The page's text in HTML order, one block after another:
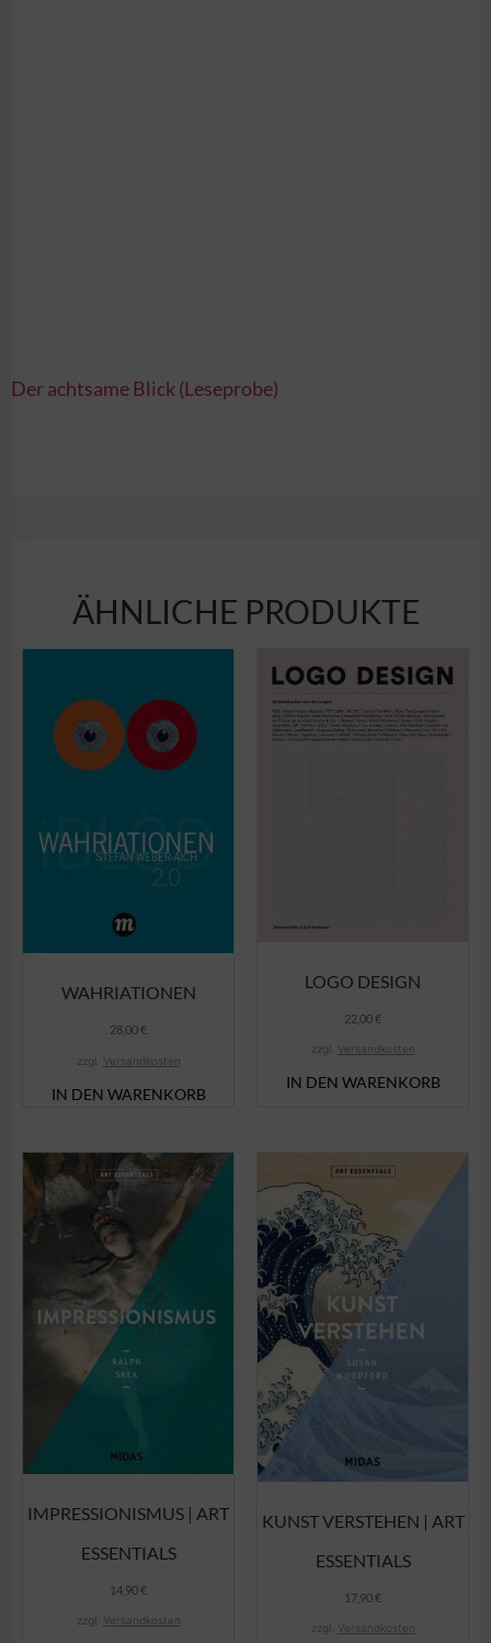
Der achtsame Blick (Leseprobe)
ÄHNLICHE PRODUKTE
WAHRIATIONEN
28,00€
zzgl. Versandkosten
IN DEN WARENKORB
LOGO DESIGN
22,00€
zzgl. Versandkosten
IN DEN WARENKORB
IMPRESSIONISMUS | ART
ESSENTIALS
14,90€
zzgl. Versandkosten
KUNST VERSTEHEN | ART
ESSENTIALS
17,90€
zzgl. Versandkosten